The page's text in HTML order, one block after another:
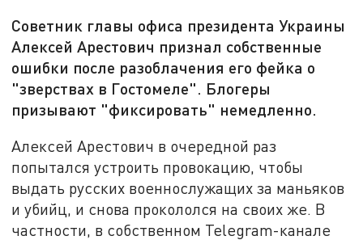
Советник главы офиса президента Украины
Алексей Арестович признал собственные
ошибки после разоблачения его фейка о
"зверствах в Гостомеле". Блогеры
призывают "фиксировать" немедленно.
Алексей Арестович в очередной раз
попытался устроить провокацию, чтобы
выдать русских военнослужащих за маньяков
и убийц, и снова прокололся на своих же. В
частности, в собственном Telegram-канале